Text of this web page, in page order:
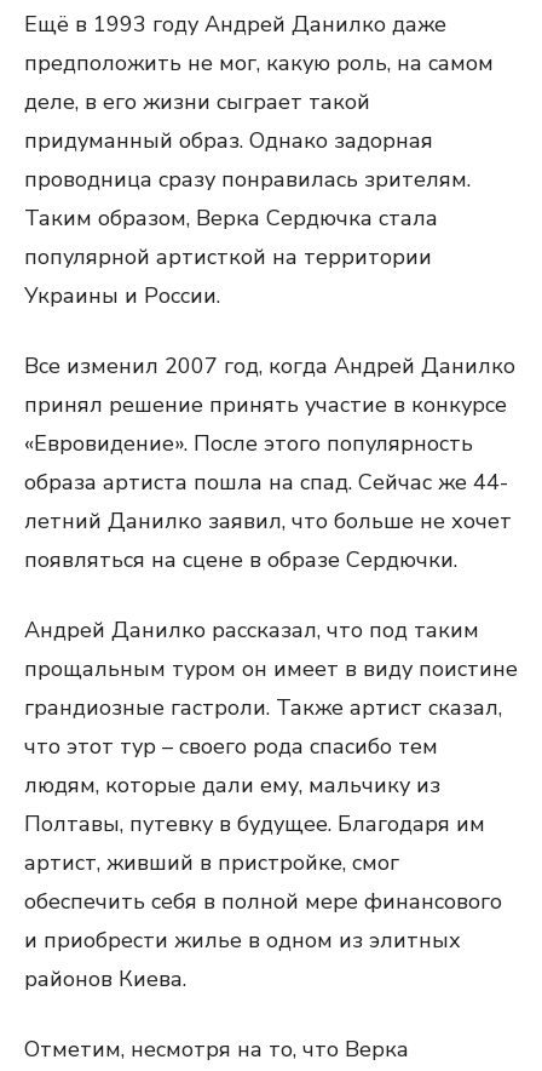
Ещё в 1993 году Андрей Данилко даже
предположить не мог, какую роль, на самом
деле, в его жизни сыграет такой
придуманный образ. Однако задорная
проводница сразу понравилась зрителям.
Таким образом, Верка Сердючка стала
популярной артисткой на территории
Украины и России.
Все изменил 2007 год, когда Андрей Данилко
принял решение принять участие в конкурсе
«Евровидение». После этого популярность
образа артиста пошла на спад. Сейчас же 44-
летний Данилко заявил, что больше не хочет
появляться на сцене в образе Сердючки.
Андрей Данилко рассказал, что под таким
прощальным туром он имеет в виду поистине
грандиозные гастроли. Также артист сказал,
что этот тур – своего рода спасибо тем
людям, которые дали ему, мальчику из
Полтавы, путевку в будущее. Благодаря им
артист, живший в пристройке, смог
обеспечить себя в полной мере финансового
и приобрести жилье в одном из элитных
районов Киева.
Отметим, несмотря на то, что Верка